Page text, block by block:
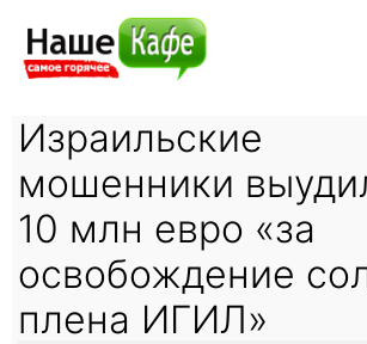
Израильские
мошенники
10 млн евро «за
освобождение
плена ИГИЛ»